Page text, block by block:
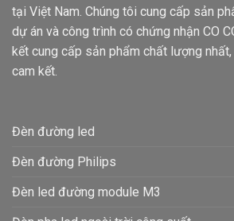
tại Việt Nam. Chúng tôi cung cấp sản
dự án và công trình có chứng nhận CO
kết cung cấp sản phẩm chất lượng
cam kết.
Đèn đường led
Đèn đường Philips
Đèn led đường module M3